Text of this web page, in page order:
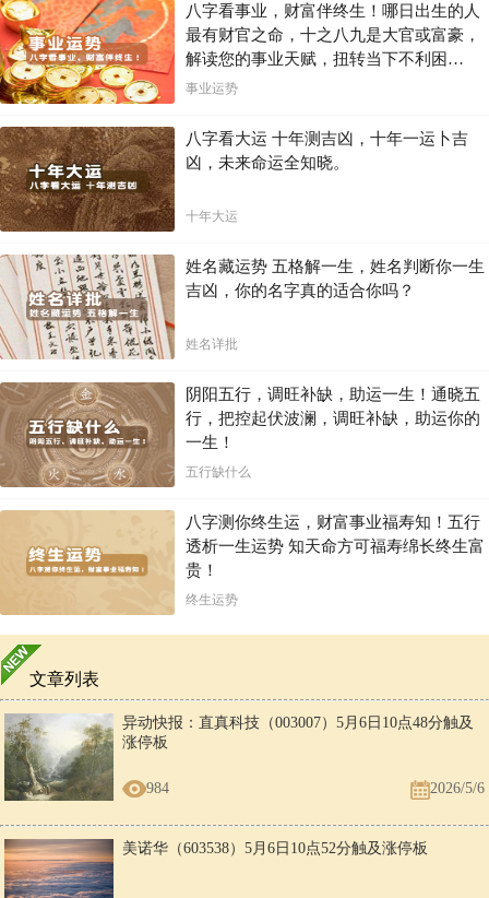
八字看事业，财富伴终生！哪日出生的人
最有财官之命，十之八九是大官或富豪，
解读您的事业天赋，扭转当下不利困
局！！
事业运势
八字看大运 十年测吉凶，十年一运卜吉
凶，未来命运全知晓。
十年大运
姓名藏运势 五格解一生，姓名判断你一生
吉凶，你的名字真的适合你吗？
姓名详批
阴阳五行，调旺补缺，助运一生！通晓五
行，把控起伏波澜，调旺补缺，助运你的
一生！
五行缺什么
八字测你终生运，财富事业福寿知！五行
透析一生运势 知天命方可福寿绵长终生富
贵！
终生运势
文章列表
异动快报：直真科技（003007）5月6日10点48分触及
涨停板
984 2026/5/6
美诺华（603538）5月6日10点52分触及涨停板